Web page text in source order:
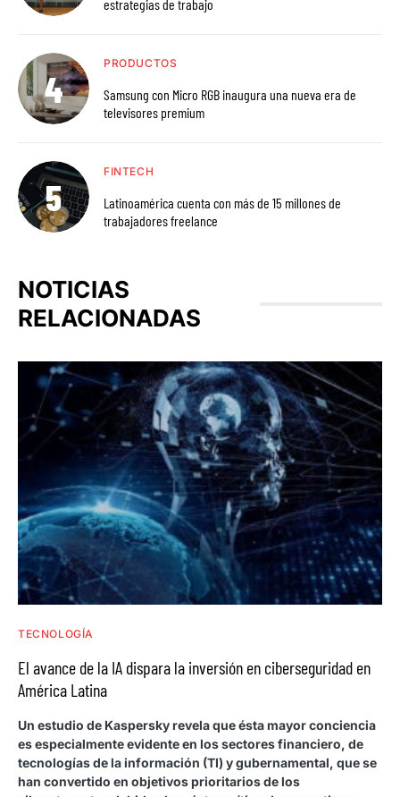
estrategias de trabajo
PRODUCTOS
Samsung con Micro RGB inaugura una nueva era de
televisores premium
FINTECH
Latinoamérica cuenta con más de 15 millones de
trabajadores freelance
NOTICIAS
RELACIONADAS
TECNOLOGÍA
El avance de la IA dispara la inversión en ciberseguridad en
América Latina
Un estudio de Kaspersky revela que ésta mayor conciencia
es especialmente evidente en los sectores financiero, de
tecnologías de la información (TI) y gubernamental, que se
han convertido en objetivos prioritarios de los